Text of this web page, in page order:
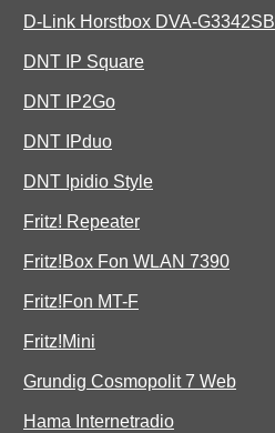
D-Link Horstbox DVA-G3342SB
DNT IP Square
DNT IP2Go
DNT IPduo
DNT Ipidio Style
Fritz! Repeater
Fritz!Box Fon WLAN 7390
Fritz!Fon MT-F
Fritz!Mini
Grundig Cosmopolit 7 Web
Hama Internetradio